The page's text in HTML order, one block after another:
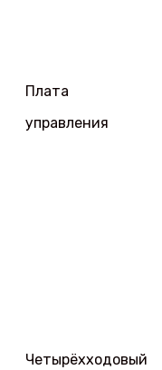
Плата
управления
Четырёхходовый